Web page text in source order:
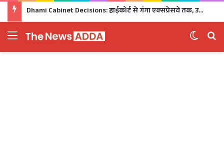
Dhami Cabinet Decisions: हाईकोर्ट से गंगा एक्सप्रेसवे तक, उत्तराखंड कैबिनेट के बड़े फैसले Click
Menu